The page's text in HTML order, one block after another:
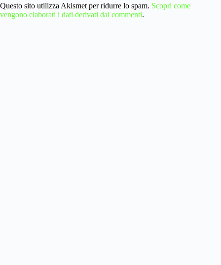
Questo sito utilizza Akismet per ridurre lo spam. Scopri come
vengono elaborati i dati derivati dai commenti.